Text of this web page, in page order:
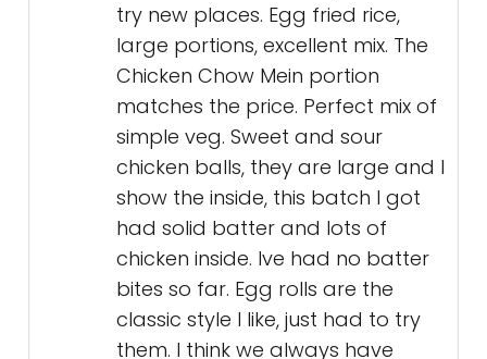
try new places. Egg fried rice,
large portions, excellent mix. The
Chicken Chow Mein portion
matches the price. Perfect mix of
simple veg. Sweet and sour
chicken balls, they are large and I
show the inside, this batch I got
had solid batter and lots of
chicken inside. Ive had no batter
bites so far. Egg rolls are the
classic style I like, just had to try
them. I think we always have